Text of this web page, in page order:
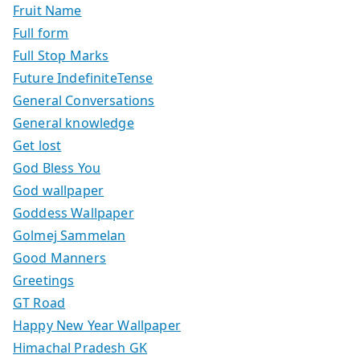
Fruit Name
Full form
Full Stop Marks
Future IndefiniteTense
General Conversations
General knowledge
Get lost
God Bless You
God wallpaper
Goddess Wallpaper
Golmej Sammelan
Good Manners
Greetings
GT Road
Happy New Year Wallpaper
Himachal Pradesh GK